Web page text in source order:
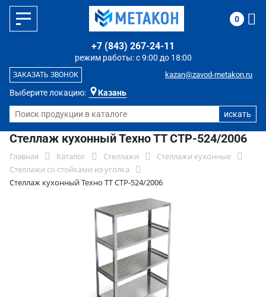
Выберите локацию: Казань
режим работы: с 9:00 до 18:00
+7 (843) 267-24-11
kazan@zavod-metakon.ru
ЗАКАЗАТЬ ЗВОНОК
0
Стеллаж кухонный Техно ТТ СТР-524/2006
Главная Каталог Стеллажи
Стеллажи кухонные
Стеллажи со стойками из уголка
Стеллаж кухонный Техно ТТ СТР-524/2006